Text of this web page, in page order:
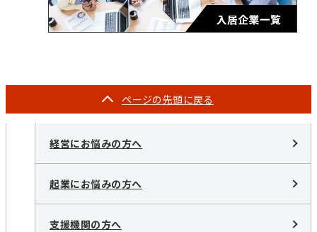
ページの先頭に戻る
経営にお悩みの方へ
起業にお悩みの方へ
支援機関の方へ